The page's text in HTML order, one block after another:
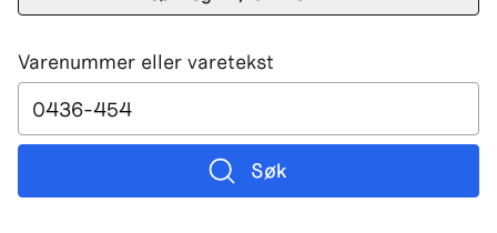
2005 ATV 500i 4x4A homologiert
2005 DVX 400 street homologiert
2006 250 Utility Street Legal
2006 400 Street Legal
2006 400 3in1 Street Legal
2006 400 dvx street-2x4 homologated b390b
2006 500 4x4A Street Legal
Varenummer eller varetekst
Søk